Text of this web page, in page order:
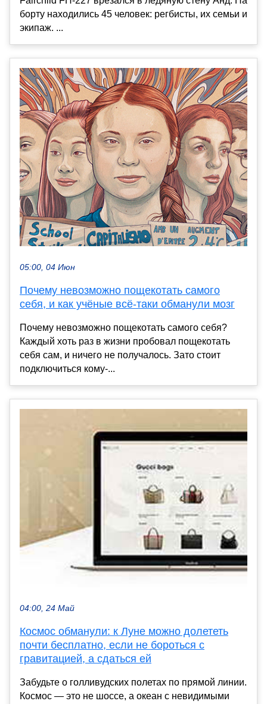
борту находились 45 человек: регбисты, их семьи и
экипаж. ...
05:00, 04 Июн
Почему невозможно пощекотать самого
себя, и как учёные всё-таки обманули мозг
Почему невозможно пощекотать самого себя?
Каждый хоть раз в жизни пробовал пощекотать
себя сам, и ничего не получалось. Зато стоит
подключиться кому-...
04:00, 24 Май
Космос обманули: к Луне можно долететь
почти бесплатно, если не бороться с
гравитацией, а сдаться ей
Забудьте о голливудских полетах по прямой линии.
Космос — это не шоссе, а океан с невидимыми